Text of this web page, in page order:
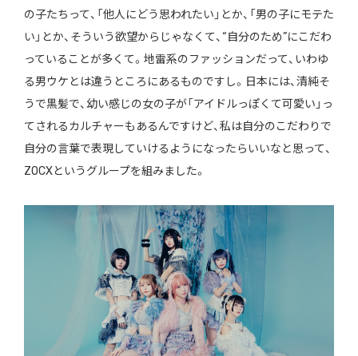
の子たちって、「他人にどう思われたい」とか、「男の子にモテた
い」とか、そういう欲望からじゃなくて、“自分のため”にこだわ
っていることが多くて。地雷系のファッションだって、いわゆ
る男ウケとは違うところにあるものですし。日本には、清純そ
うで黒髪で、幼い感じの女の子が「アイドルっぽくて可愛い」っ
てされるカルチャーもあるんですけど、私は自分のこだわりで
自分の言葉で表現していけるようになったらいいなと思って、
ZOCXというグループを組みました。